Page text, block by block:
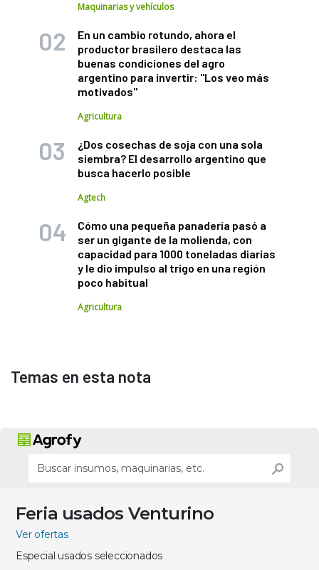
Maquinarias y vehículos
En un cambio rotundo, ahora el
productor brasilero destaca las
buenas condiciones del agro
argentino para invertir: "Los veo más
motivados"
Agricultura
¿Dos cosechas de soja con una sola
siembra? El desarrollo argentino que
busca hacerlo posible
Agtech
Cómo una pequeña panadería pasó a
ser un gigante de la molienda, con
capacidad para 1000 toneladas diarias
y le dio impulso al trigo en una región
poco habitual
Agricultura
Temas en esta nota
Feria usados Venturino
Ver ofertas
Especial usados seleccionados